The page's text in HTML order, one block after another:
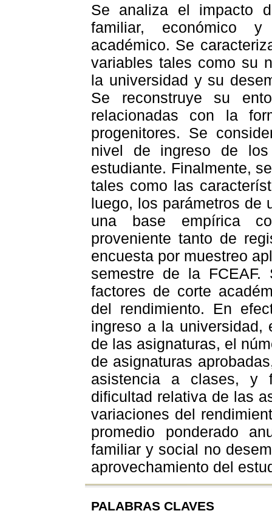
Se analiza el impacto
familiar, económico
académico. Se
variables tales como su
la universidad y su
Se reconstruye su
relacionadas con la
progenitores. Se
nivel de ingreso de
estudiante. Finalmente,
tales como las
luego, los parámetros de
una base empírica
proveniente tanto de
encuesta por muestreo
semestre de la FCEAF.
factores de corte
del rendimiento. En
ingreso a la universidad,
de las asignaturas, el
de asignaturas
asistencia a clases, y
dificultad relativa de las
variaciones del
promedio ponderado
familiar y social no
aprovechamiento del
PALABRAS CLAVES